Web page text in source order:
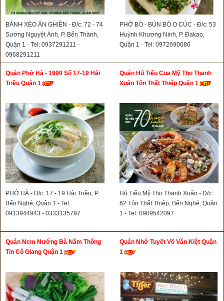
BÁNH XÈO ĂN GHIỀN - Đ/c: 72 - 74
Sương Nguyệt Ánh, P. Bến Thành,
Quận 1 - Tel: 0937291211 -
0968291211
PHỞ BÒ - BÚN BÒ O CÚC - Đ/c: 53
Huỳnh Khương Ninh, P. Đakao,
Quận 1 - Tel: 0972690086
Quán Phở Hà - 1990 Số 17-19 Hải
Triều Quận 1
PHỞ HÀ - Đ/c: 17 - 19 Hải Triều, P.
Bến Nghé, Quận 1 - Tel:
0913944943 - 0333135797
Quán Hủ Tiếu Cua Mỹ Tho Thanh
Xuân Tôn Thất Thiệp Quận 1
Hủ Tiếu Mỹ Tho Thanh Xuân - Đ/c:
62 Tôn Thất Thiệp, Bến Nghé, Quận
1 - Tel: 0909542097
Quán Nem Nướng Bà Năm Thông
Tin Cô Giang Quận 1
Quán Nhớ Tuyết Võ Văn Kiệt Quận
1